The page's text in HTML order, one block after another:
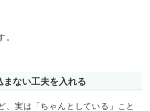
。
ない工夫を入れる
、実は「ちゃんとしている」こと